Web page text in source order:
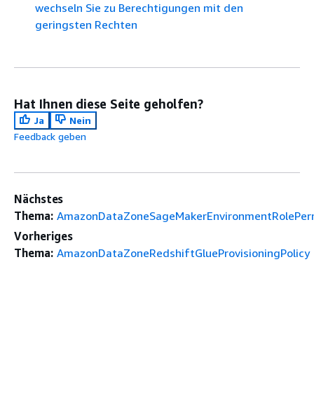
wechseln Sie zu Berechtigungen mit den
geringsten Rechten
Hat Ihnen diese Seite geholfen?
Ja
Nein
Feedback geben
Nächstes
Thema:
Vorheriges
Thema: AmazonDataZoneRedshiftGlueProvisioningPolicy